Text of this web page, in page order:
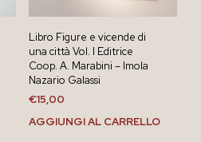
Libro Figure e vicende di
una città Vol. I Editrice
Coop. A. Marabini – Imola
Nazario Galassi
€15,00
AGGIUNGI AL CARRELLO